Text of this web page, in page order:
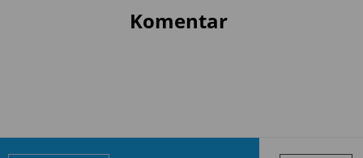
Komentar